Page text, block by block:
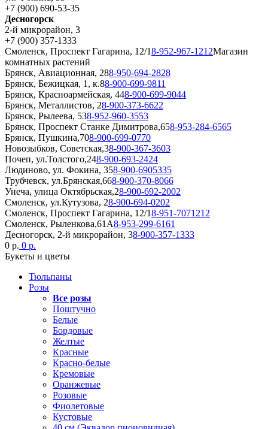
+7 (900) 690-53-35
Десногорск
2-й микрорайон, 3
+7 (900) 357-1333
Смоленск, Проспект Гагарина, 12/18-952-967-1212Магазин
комнатных растений
Брянск, Авиационная, 288-950-694-2828
Брянск, Бежицкая, 1, к.88-900-699-9811
Брянск, Красноармейская, 448-900-699-9044
Брянск, Металлистов, 28-900-373-6622
Брянск, Рылеева, 538-952-960-3553
Брянск, Проспект Станке Димитрова,658-953-284-6565
Брянск, Пушкина,708-900-699-0770
Новозыбков, Советская,38-900-367-3603
Почеп, ул.Толстого,248-900-693-2424
Людиново, ул. Фокина, 358-900-6905335
Трубчевск, ул.Брянская,668-900-370-8066
Унеча, улица Октябрьская,28-900-692-2002
Смоленск, ул.Кутузова, 28-900-694-0202
Смоленск, Проспект Гагарина, 12/18-951-7071212
Смоленск, Рыленкова,61А8-953-299-6161
Десногорск, 2-й микрорайон, 38-900-357-1333
0 р. 0 р.
Букеты и цветы
Тюльпаны
Розы
Все розы
Поштучно
Белые
Бордовые
Желтые
Красные
Красно-белые
Кремовые
Оранжевые
Розовые
Фиолетовые
Кустовые